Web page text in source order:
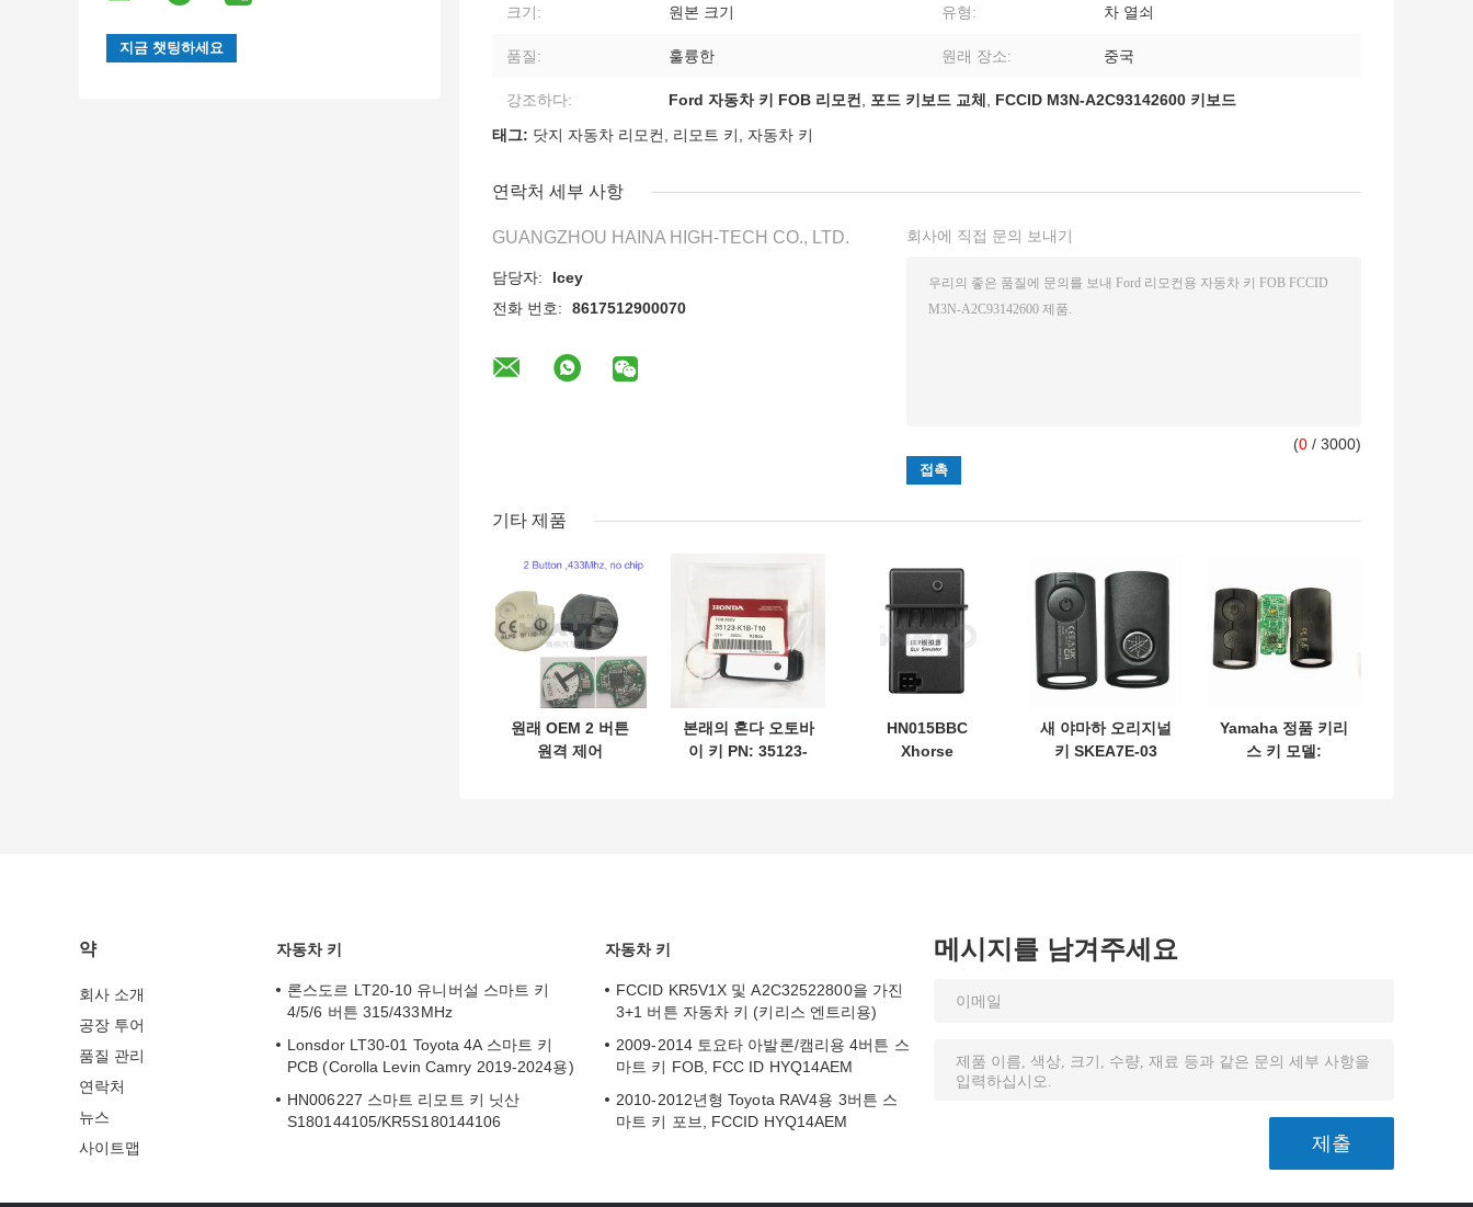
크기: 원본 크기 유형: 차 열쇠
품질: 훌륭한 원래 장소: 중국
강조하다: Ford 자동차 키 FOB 리모컨, 포드 키보드 교체 , FCCID M3N-A2C93142600 키보드
태그: 닷지 자동차 리모컨, 리모트 키, 자동차 키
연락처 세부 사항
GUANGZHOU HAINA HIGH-TECH CO., LTD.
담당자:
Icey
전화 번호:
8617512900070
회사에 직접 문의 보내기
(0 / 3000)
기타 제품
원래 OEM 2 버튼
원격 제어
본래의 혼다 오토바
이 키 PN: 35123-
HN015BBC
Xhorse
새 야마하 오리지널
키 SKEA7E-03
Yamaha 정품 키리
스 키 모델:
약
회사 소개
공장 투어
품질 관리
연락처
뉴스
사이트맵
자동차 키
론스도르 LT20-10 유니버설 스마트 키
4/5/6 버튼 315/433MHz
Lonsdor LT30-01 Toyota 4A 스마트 키
PCB (Corolla Levin Camry 2019-2024용)
HN006227 스마트 리모트 키 닛산
S180144105/KR5S180144106
자동차 키
FCCID KR5V1X 및 A2C32522800을 가진
3+1 버튼 자동차 키 (키리스 엔트리용)
2009-2014 토요타 아발론/캠리용 4버튼 스
마트 키 FOB, FCC ID HYQ14AEM
2010-2012년형 Toyota RAV4용 3버튼 스
마트 키 포브, FCCID HYQ14AEM
메시지를 남겨주세요